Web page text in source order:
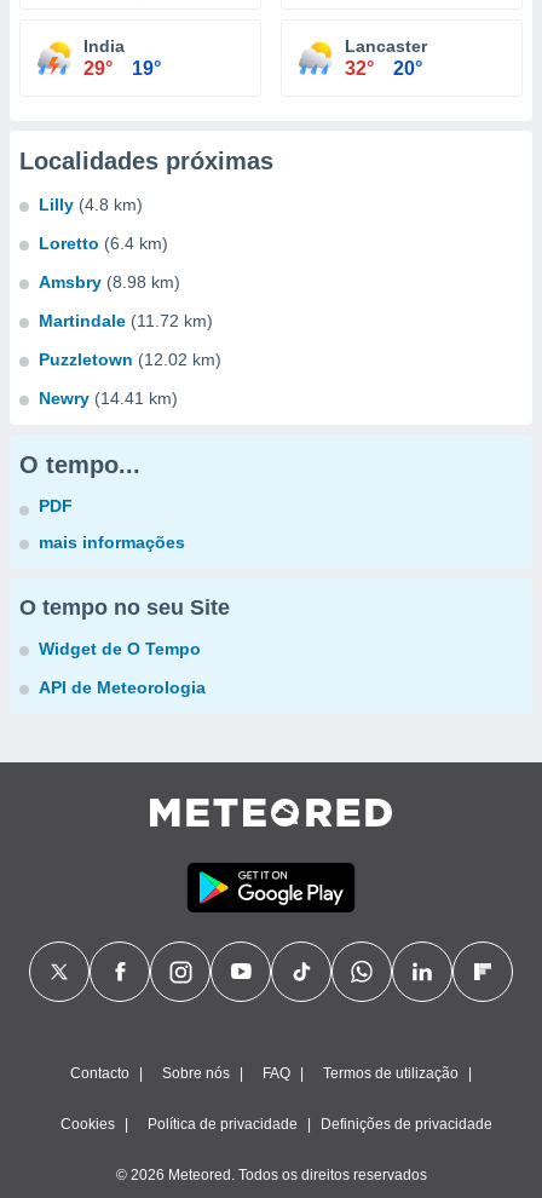
India
29° 19°
Lancaster
32° 20°
Localidades próximas
Lilly (4.8 km)
Loretto (6.4 km)
Amsbry (8.98 km)
Martindale (11.72 km)
Puzzletown (12.02 km)
Newry (14.41 km)
O tempo...
PDF
mais informações
O tempo no seu Site
Widget de O Tempo
API de Meteorologia
Contacto Sobre nós FAQ Termos de utilização
Cookies Política de privacidade Definições de privacidade
© 2026 Meteored. Todos os direitos reservados